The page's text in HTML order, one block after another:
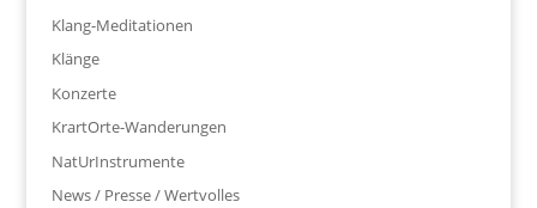
Klang-Meditationen
Klänge
Konzerte
KrartOrte-Wanderungen
NatUrInstrumente
News / Presse / Wertvolles